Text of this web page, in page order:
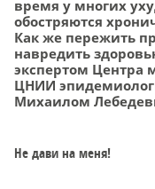
время у многих
обостряются
Как же пережить
навредить
экспертом Центра
ЦНИИ
Михаилом
Не дави на меня!